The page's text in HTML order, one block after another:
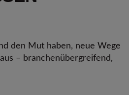
den Mut haben, neue Wege
– branchenübergreifend,